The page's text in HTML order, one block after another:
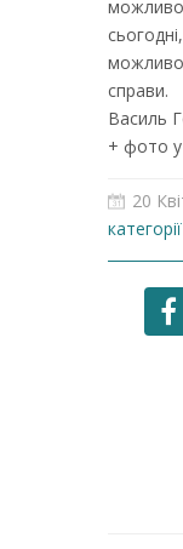
справи.
Василь
+ фото
20
категорії